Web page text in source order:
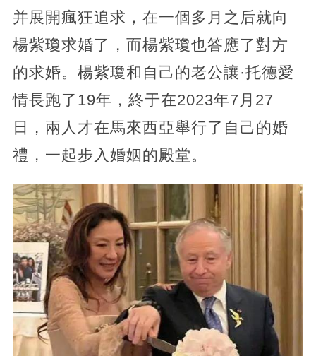
并展開瘋狂追求，在一個多月之后就向
楊紫瓊求婚了，而楊紫瓊也答應了對方
的求婚。楊紫瓊和自己的老公讓·托德愛
情長跑了19年，終于在2023年7月27
日，兩人才在馬來西亞舉行了自己的婚
禮，一起步入婚姻的殿堂。